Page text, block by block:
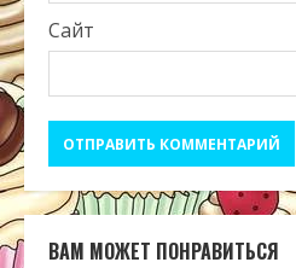
Сайт
ВАМ МОЖЕТ ПОНРАВИТЬСЯ